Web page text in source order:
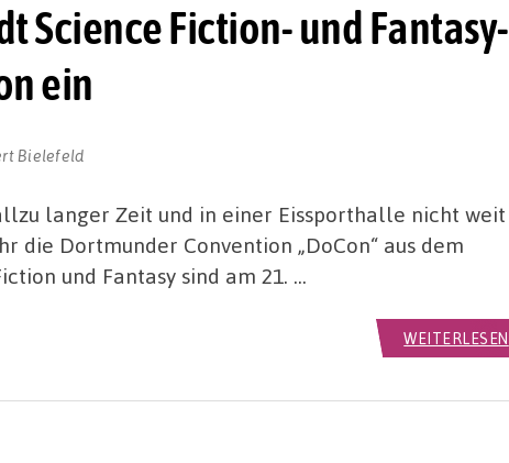
Science Fiction- und Fantasy-
ein
Bielefeld
langer Zeit und in einer Eissporthalle nicht weit
die Dortmunder Convention „DoCon“ aus dem
und Fantasy sind am 21. …
WEITERLESEN